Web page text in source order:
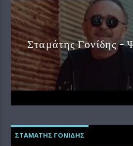
Σταμάτης Γονίδης –
ΣΤΑΜΑΤΗΣ ΓΟΝΙΔΗΣ